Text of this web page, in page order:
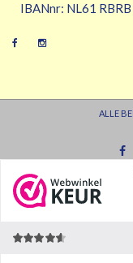
IBANnr: NL61
ALLE